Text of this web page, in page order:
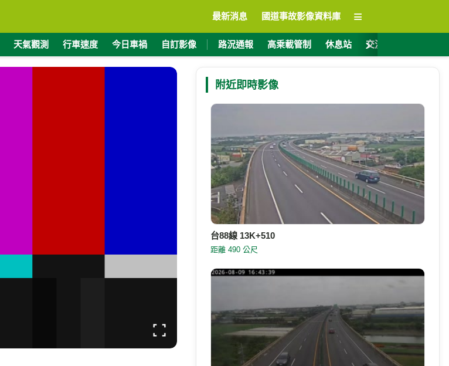
最新消息 國道事故影像資料庫 ≡
天氣觀測 行車速度 今日車禍 自訂影像 路況通報 高乘載管制 休息站 交流道資訊
›
附近即時影像
台88線 13K+510
距離 490 公尺